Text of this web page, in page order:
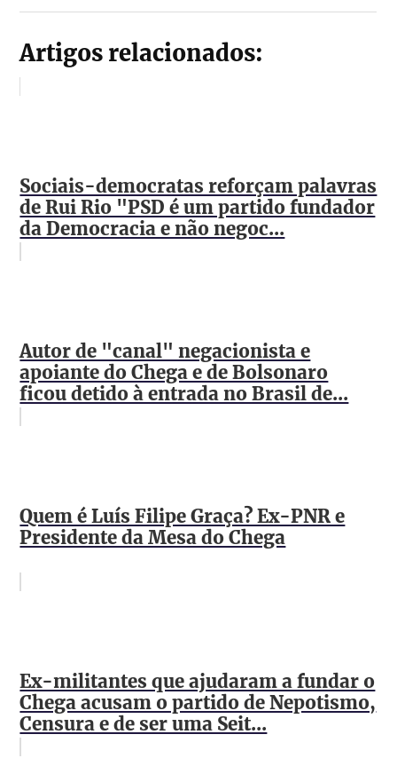
Artigos relacionados:
Sociais-democratas reforçam palavras
de Rui Rio "PSD é um partido fundador
da Democracia e não negoc...
Autor de "canal" negacionista e
apoiante do Chega e de Bolsonaro
ficou detido à entrada no Brasil de...
Quem é Luís Filipe Graça? Ex-PNR e
Presidente da Mesa do Chega
Ex-militantes que ajudaram a fundar o
Chega acusam o partido de Nepotismo,
Censura e de ser uma Seit...